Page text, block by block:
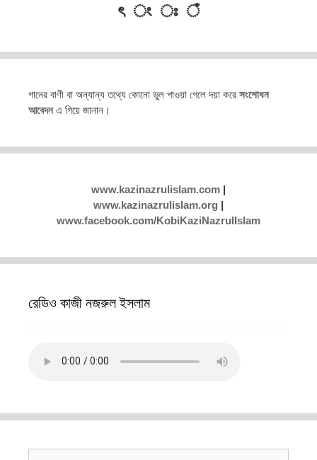
ৎ ং ঃ ঁ
গানের বাণী বা অন্যান্য তথ্যে কোনো ভুল পাওয়া গেলে দয়া করে সংশোধন
আবেদনএ গিয়ে জানান।
www.kazinazrulislam.com |
www.kazinazrulislam.org |
www.facebook.com/KobiKaziNazrulIslam
রেডিও কাজী নজরুল ইসলাম